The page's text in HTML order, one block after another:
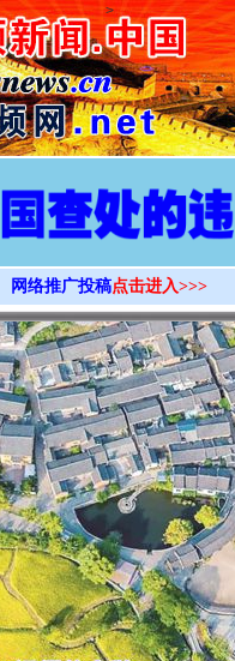
>
网络推广投稿点击进入>>>